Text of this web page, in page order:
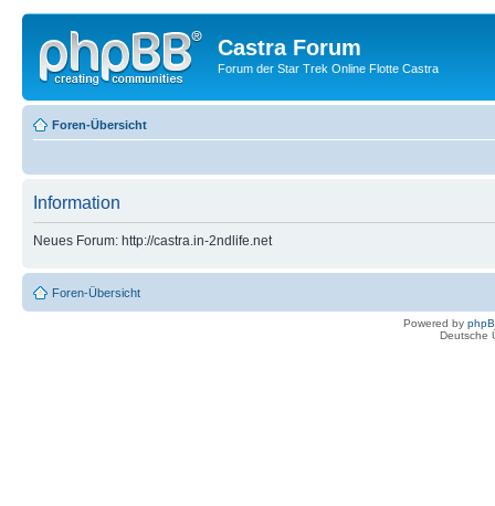
Castra Forum
Forum der Star Trek Online Flotte Castra
Foren-Übersicht
Information
Neues Forum: http://castra.in-2ndlife.net
Foren-Übersicht
Powered by
Deutsche